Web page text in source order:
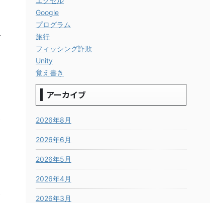
Google
プログラム
旅行
フィッシング詐欺
Unity
覚え書き
アーカイブ
2026年8月
2026年6月
2026年5月
2026年4月
2026年3月